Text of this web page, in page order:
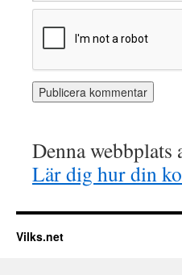
Denna
Lär dig hur din
Vilks.net